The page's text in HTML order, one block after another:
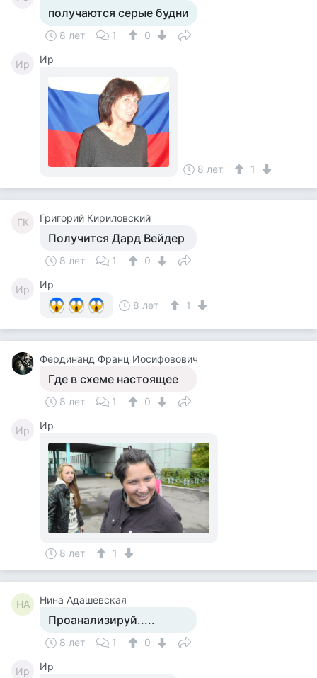
получаются серые будни
8 лет 1 0
Ир Ир
8 лет 1
ГК Григорий Кириловский
Получится Дард Вейдер
8 лет 1 0
Ир
Ир
8 лет
1
Фердинанд Франц Иосифовович
Где в схеме настоящее
8 лет 1 0
Ир Ир
8 лет 1
НА Нина Адашевская
Проанализируй.....
8 лет 1 0
Ир Ир